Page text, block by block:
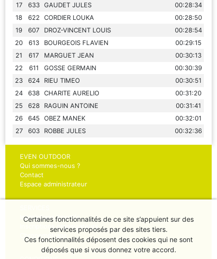
17
633 GAUDET JULES
00:28:34
18
622 CORDIER LOUKA
00:28:50
19
607 DROZ-VINCENT LOUIS
00:28:54
20
613 BOURGEOIS FLAVIEN
00:29:15
21
617 MARGUET JEAN
00:30:13
22
611 GOSSE GERMAIN
00:30:39
23
624 RIEU TIMEO
00:30:51
24
638 CHARITE AURELIO
00:31:20
25
628 RAGUIN ANTOINE
00:31:41
26
645 OBEZ MANEK
00:32:01
27
603 ROBBE JULES 00:32:36
EVEN OUTDOOR
Qui sommes-nous ?
Contact
Espace administrateur
Inscriptions sportifs
Inscriptions organisateurs
Chronométrage
Certaines fonctionnalités de ce site s’appuient sur des
services proposés par des sites tiers.
Ces fonctionnalités déposent des cookies qui ne sont
déposés que si vous donnez votre accord.